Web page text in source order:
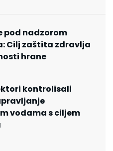
pod nadzorom
Cilj zaštita zdravlja
hrane
kontrolisali
vodama s ciljem